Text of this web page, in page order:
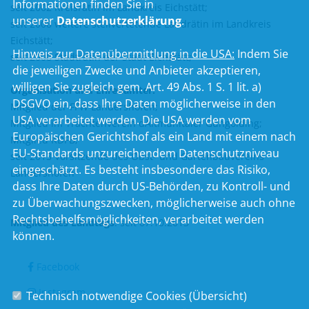
seit 2002 Kreisrätin im Landkreis Eichstätt;
seit 2008 weitere stellvertetende Landrätin im Landkreis
Eichstätt;
seit 2008 Stadträtin der Stadt Eichstätt;
Organisation und Ehrenämter:
Mitglied der FFW Landershofen;
Mitglied im Trachtenverein dAltmühltaler Gungolding;
Mitglied KDFB;
seit 2013 Vorsitzende des Obst- und Gartenbauvereins
Landershofen
Mitglied des Landtags:seit 07.10.2013
Facebook
Instagram
Informationen finden Sie in
unsererDatenschutzerklärung.
Hinweis zur Datenübermittlung in die USA: Indem Sie
die jeweiligen Zwecke und Anbieter akzeptieren,
willigen Sie zugleich gem. Art. 49 Abs. 1 S. 1 lit. a)
DSGVO ein, dass Ihre Daten möglicherweise in den
USA verarbeitet werden. Die USA werden vom
Europäischen Gerichtshof als ein Land mit einem nach
EU-Standards unzureichendem Datenschutzniveau
eingeschätzt. Es besteht insbesondere das Risiko,
dass Ihre Daten durch US-Behörden, zu Kontroll- und
zu Überwachungszwecken, möglicherweise auch ohne
Rechtsbehelfsmöglichkeiten, verarbeitet werden
können.
Technisch notwendige Cookies (Übersicht)